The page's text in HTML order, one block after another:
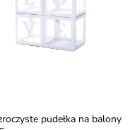
pudełka na balony